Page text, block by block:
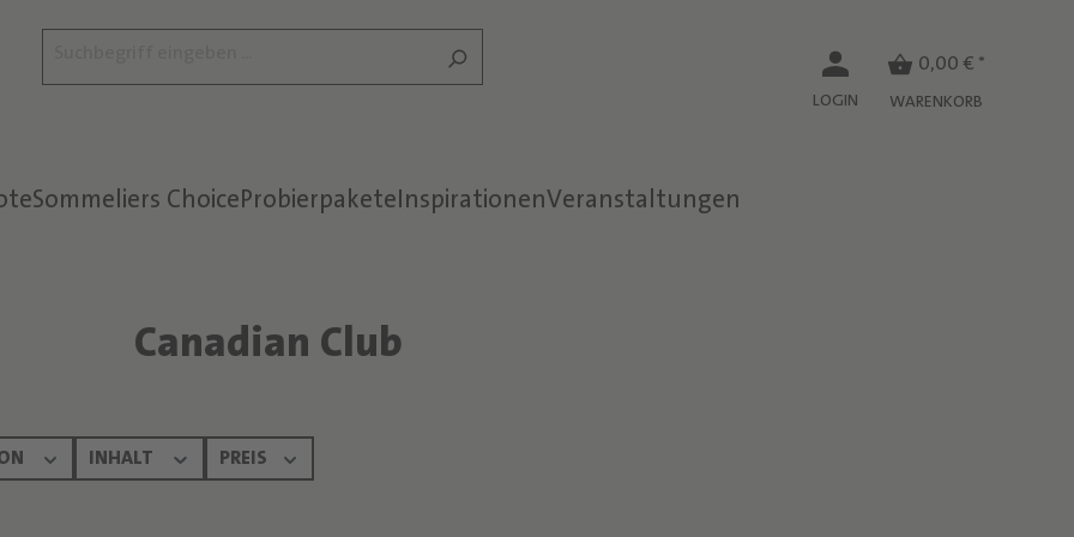
LOGIN
0,00 € *
WARENKORB
Sommeliers ChoiceProbierpaketeInspirationenVeranstaltungen
Canadian Club
INHALT PREIS